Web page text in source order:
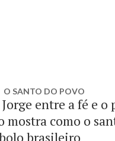
O SANTO DO POVO
Jorge entre a fé e o
mostra como o
brasileiro